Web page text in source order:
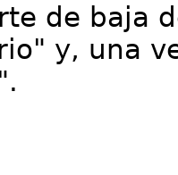
de baja
y, una